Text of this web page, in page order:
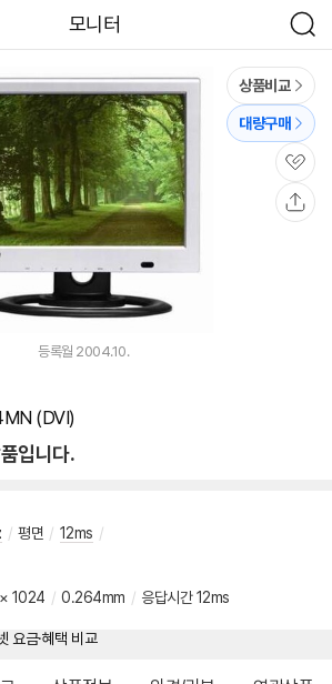
모니터
검
색
상품비교
대량구매
관
심
등록월 2004.10.
(DVI)
입니다.
/ 평면 / 12ms /
1024 / 0.264mm / 응답시간 12ms